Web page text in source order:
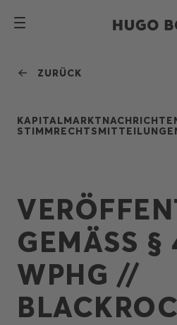
ZURÜCK
GEMÄSS §
PHG // B
LACKROCK